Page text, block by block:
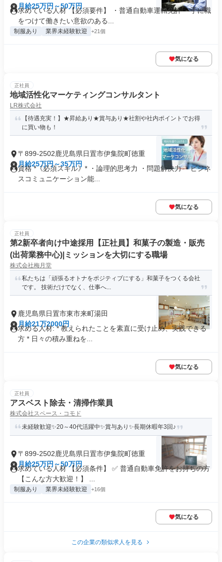
月給25万円～50万円
求めている人材 【必須要件】 ・普通自動車運転免許 ・手に職
をつけて働きたい意欲のある...
制服あり 業界未経験歓迎 +21個
気になる
正社員
地域活性化マーケティングコンサルタント
LR株式会社
【待遇充実！】★昇給あり★賞与あり★社割や社内ポイントでお得
に買い物も！
〒899-2502鹿児島県日置市伊集院町徳重
月給25万円～35万円
資格 *《必須スキル》* ・論理的思考力 ・問題解決力 ・ビジネ
スコミュニケーション能...
気になる
正社員
第2新卒者向け中途採用【正社員】和菓子の製造・販売
(出荷業務中心)|ミッションを大切にする職場
株式会社梅月堂
私たちは「頑張るオトナをポジティブにする」和菓子をつくる会社
です。 技術だけでなく、仕事へ...
鹿児島県日置市東市来町湯田
月給21万2000円
求める人材: * 教えられたことを素直に受け止め、実践できる
方 * 日々の積み重ねを...
気になる
正社員
アスベスト除去・清掃作業員
株式会社スペース・コモド
未経験歓迎✨20～40代活躍中✨賞与あり✨長期休暇年3回♪
〒899-2502鹿児島県日置市伊集院町徳重
月給25万円～50万円
求めている人材 【必須条件】 ✅ 普通自動車免許をお持ちの方
【こんな方大歓迎！】 ...
制服あり 業界未経験歓迎 +16個
気になる
この企業の類似求人を見る